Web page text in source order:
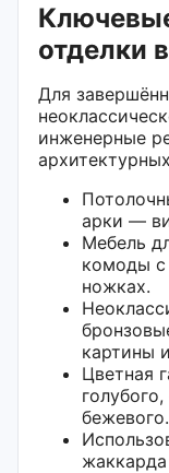
отделки
Для
инженерные
арки —
Мебель
комоды с
ножках.
картины
Цветная
бежевого.